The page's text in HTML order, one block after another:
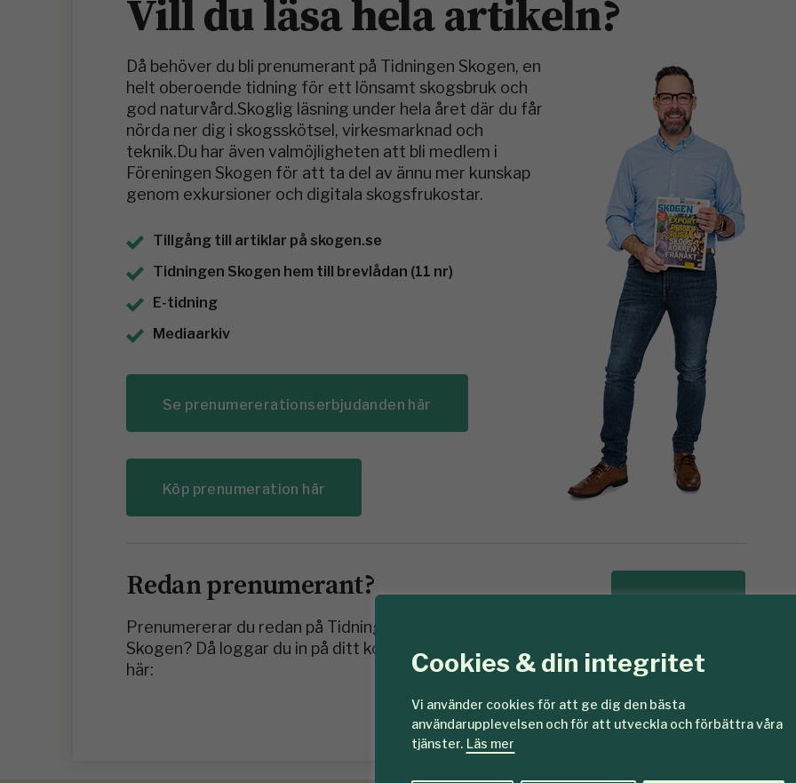
Cookies & din integritet
Vi använder cookies för att ge dig den bästa
användarupplevelsen och för att utveckla och förbättra våra
tjänster. Läs mer
Vill du läsa hela artikeln?
Då behöver du bli prenumerant på Tidningen Skogen, en
helt oberoende tidning för ett lönsamt skogsbruk och
god naturvård.Skoglig läsning under hela året där du får
nörda ner dig i skogsskötsel, virkesmarknad och
teknik.Du har även valmöjligheten att bli medlem i
Föreningen Skogen för att ta del av ännu mer kunskap
genom exkursioner och digitala skogsfrukostar.
Tillgång till artiklar på skogen.se
Tidningen Skogen hem till brevlådan (11 nr)
E-tidning
Mediaarkiv
Se prenumererationserbjudanden här
Köp prenumeration här
Redan prenumerant?
Prenumererar du redan på Tidningen
Skogen? Då loggar du in på ditt konto
här: